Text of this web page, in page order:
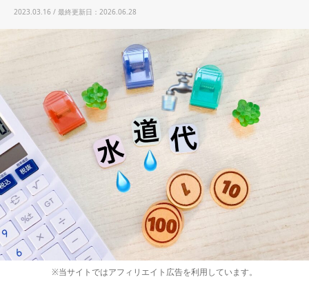
2023.03.16 / 最終更新日：2026.06.28
※当サイトではアフィリエイト広告を利用しています。